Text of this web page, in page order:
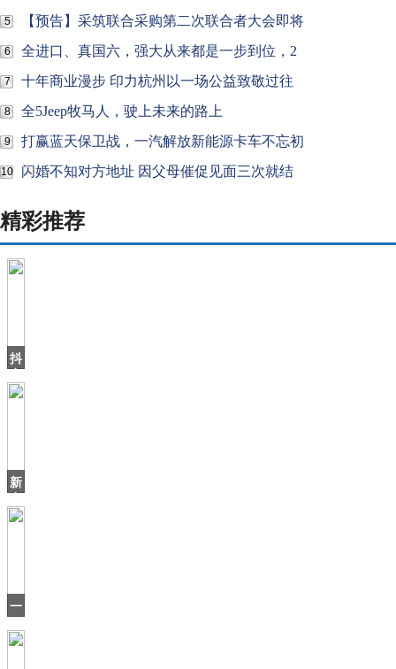
5 【预告】采筑联合采购第二次联合者大会即将
6 全进口、真国六，强大从来都是一步到位，2
7 十年商业漫步 印力杭州以一场公益致敬过往
8 全5Jeep牧马人，驶上未来的路上
9 打赢蓝天保卫战，一汽解放新能源卡车不忘初
10 闪婚不知对方地址 因父母催促见面三次就结
精彩推荐
抖
上
海
爷
新
国
华
一
气